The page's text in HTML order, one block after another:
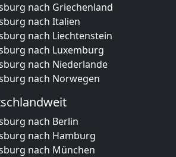
nach Griechenland
nach Italien
nach Liechtenstein
nach Luxemburg
nach Niederlande
nach Norwegen
nach Berlin
nach Hamburg
nach München